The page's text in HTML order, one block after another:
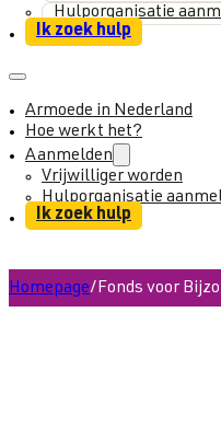
Hulporganisatie
Ik zoek hulp
Armoede in Nederland
Hoe werkt het?
Aanmelden
Vrijwilliger worden
Hulporganisatie
Ik zoek hulp
Homepage/Fonds voor